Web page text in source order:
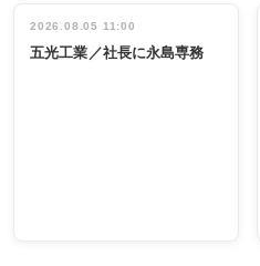
インタビュ
ー／社内ア
祝う 業界関
係者ら220人
出席
2026.08.05 11:00
五光工業／社長に永島専務